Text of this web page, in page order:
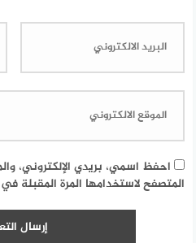
احفظ اسمي، بريدي الإلكتروني،
المتصفح لاستخدامها المرة المقبلة